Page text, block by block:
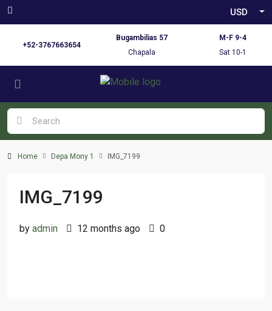
USD
+52-3767663654
Bugambilias 57
Chapala
M-F 9-4
Sat 10-1
Home Depa Mony 1 IMG_7199
IMG_7199
by admin 12 months ago 0